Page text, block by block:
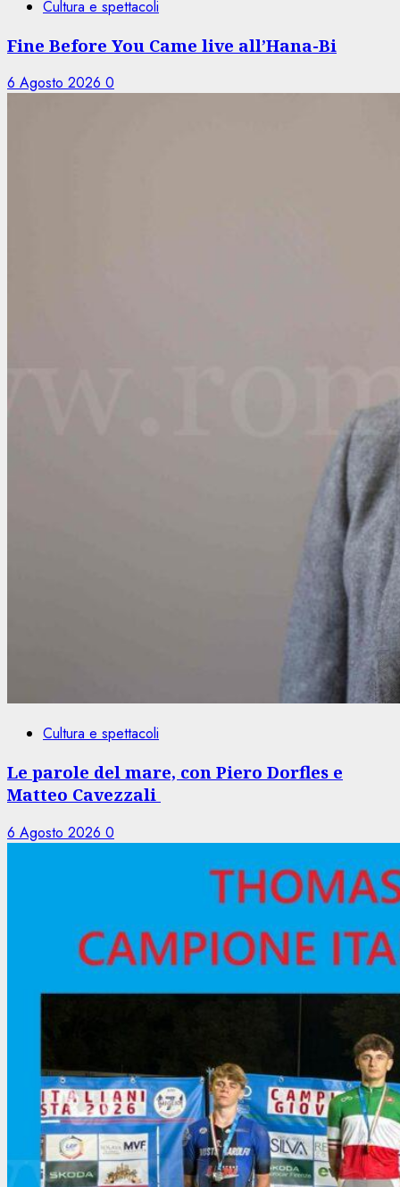
Cultura e spettacoli
Fine Before You Came live all’Hana-Bi
6 Agosto 2026 0
Cultura e spettacoli
Le parole del mare, con Piero Dorfles e
Matteo Cavezzali
6 Agosto 2026 0